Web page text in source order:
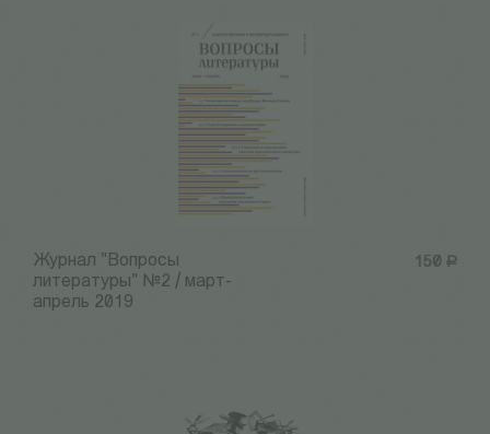
150 Р
Журнал "Вопросы
литературы" №2 / март-
апрель 2019